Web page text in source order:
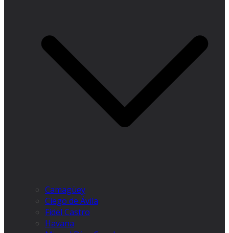
Camagüey
Ciego de Ávila
Fidel Castro
Havana